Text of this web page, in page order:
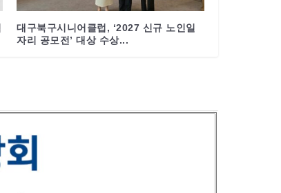
대구북구시니어클럽, ‘2027 신규 노인일
자리 공모전’ 대상 수상...